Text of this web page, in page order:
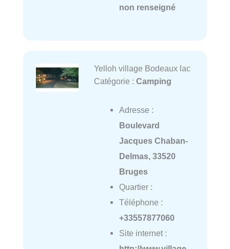
non renseigné
Yelloh village Bodeaux lac
Catégorie : Camping
Adresse :
Boulevard
Jacques Chaban-
Delmas, 33520
Bruges
Quartier :
Téléphone :
+33557877060
Site internet :